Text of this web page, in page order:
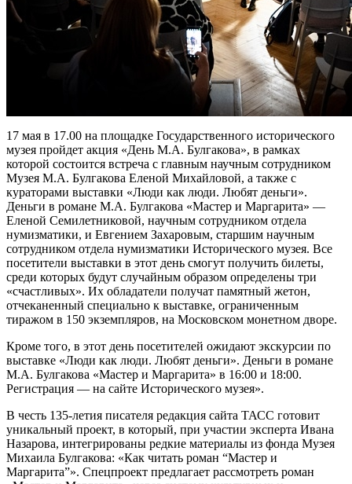
17 мая в 17.00 на площадке Государственного исторического
музея пройдет акция «День М.А. Булгакова», в рамках
которой состоится встреча с главным научным сотрудником
Музея М.А. Булгакова Еленой Михайловой, а также с
кураторами выставки «Люди как люди. Любят деньги».
Деньги в романе М.А. Булгакова «Мастер и Маргарита» —
Еленой Семилетниковой, научным сотрудником отдела
нумизматики, и Евгением Захаровым, старшим научным
сотрудником отдела нумизматики Исторического музея. Все
посетители выставки в этот день смогут получить билеты,
среди которых будут случайным образом определены три
«счастливых». Их обладатели получат памятный жетон,
отчеканенный специально к выставке, ограниченным
тиражом в 150 экземпляров, на Московском монетном дворе.
Кроме того, в этот день посетителей ожидают экскурсии по
выставке «Люди как люди. Любят деньги». Деньги в романе
М.А. Булгакова «Мастер и Маргарита» в 16:00 и 18:00.
Регистрация — на сайте Исторического музея».
В честь 135-летия писателя редакция сайта ТАСС готовит
уникальный проект, в который, при участии эксперта Ивана
Назарова, интегрированы редкие материалы из фонда Музея
Михаила Булгакова: «Как читать роман “Мастер и
Маргарита”». Спецпроект предлагает рассмотреть роман